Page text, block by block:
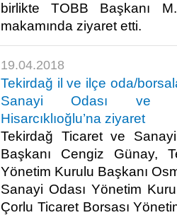
birlikte TOBB Başkanı M.
makamında ziyaret etti.​
19.04.2018
Tekirdağ il ve ilçe oda/
Sanayi Odası ve
Hisarcıklıoğlu’na ziyaret
Tekirdağ Ticaret ve
Başkanı Cengiz Günay,
Yönetim Kurulu Başkanı
Sanayi Odası Yönetim
Çorlu Ticaret Borsası